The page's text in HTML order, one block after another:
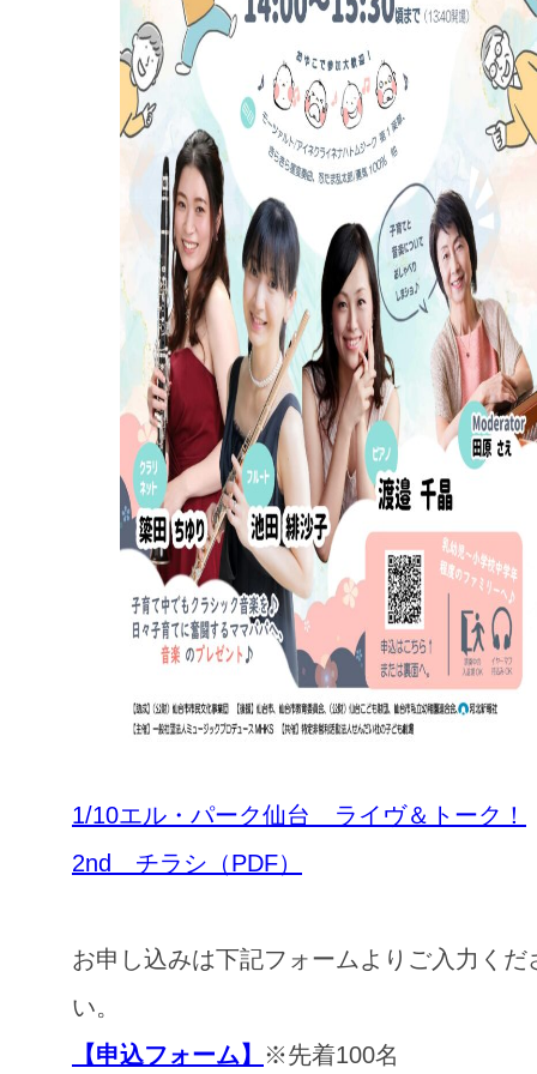
1/10エル・パーク仙台 ライヴ＆トーク！
2nd チラシ（PDF）
お申し込みは下記フォームよりご入力くだ
い。
【申込フォーム】
※先着100名